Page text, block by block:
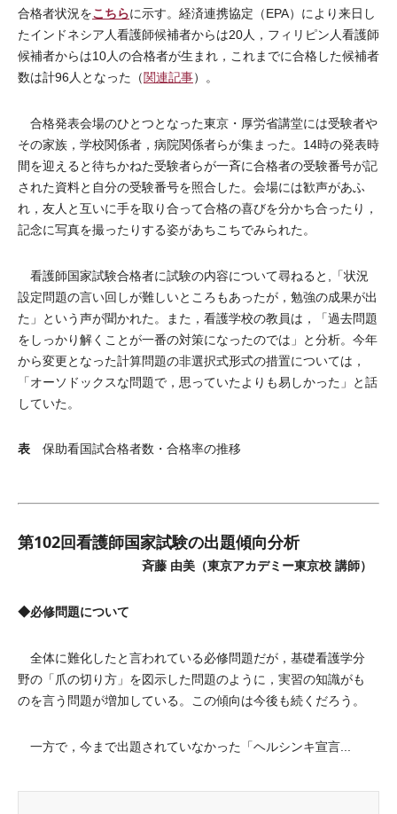
合格者状況をこちらに示す。経済連携協定（EPA）により来日し
たインドネシア人看護師候補者からは20人，フィリピン人看護師
候補者からは10人の合格者が生まれ，これまでに合格した候補者
数は計96人となった（関連記事）。
合格発表会場のひとつとなった東京・厚労省講堂には受験者や
その家族，学校関係者，病院関係者らが集まった。14時の発表時
間を迎えると待ちかねた受験者らが一斉に合格者の受験番号が記
された資料と自分の受験番号を照合した。会場には歓声があふ
れ，友人と互いに手を取り合って合格の喜びを分かち合ったり，
記念に写真を撮ったりする姿があちこちでみられた。
看護師国家試験合格者に試験の内容について尋ねると,「状況
設定問題の言い回しが難しいところもあったが，勉強の成果が出
た」という声が聞かれた。また，看護学校の教員は，「過去問題
をしっかり解くことが一番の対策になったのでは」と分析。今年
から変更となった計算問題の非選択式形式の措置については，
「オーソドックスな問題で，思っていたよりも易しかった」と話
していた。
表 保助看国試合格者数・合格率の推移
第102回看護師国家試験の出題傾向分析
斉藤 由美（東京アカデミー東京校 講師）
◆必修問題について
全体に難化したと言われている必修問題だが，基礎看護学分
野の「爪の切り方」を図示した問題のように，実習の知識がも
のを言う問題が増加している。この傾向は今後も続くだろう。
一方で，今まで出題されていなかった「ヘルシンキ宣言...